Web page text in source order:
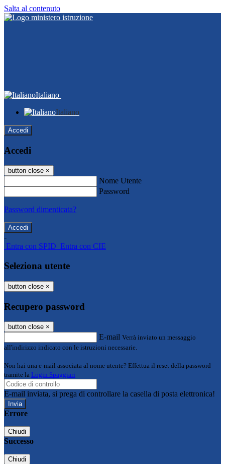
Salta al contenuto
Italiano
Italiano
Accedi
Accedi
button close ×
Nome Utente
Password
Password dimenticata?
-
Entra con SPID Entra con CIE
Seleziona utente
button close ×
Recupero password
button close ×
E-mail Verrà inviato un messaggio
all'indirizzo indicato con le istruzioni necessarie.
Non hai una e-mail associata al nome utente? Effettua il reset della password
tramite la Login Spaggiari
E-mail inviata, si prega di controllare la casella di posta elettronica!
Errore
Chiudi
Successo
Chiudi